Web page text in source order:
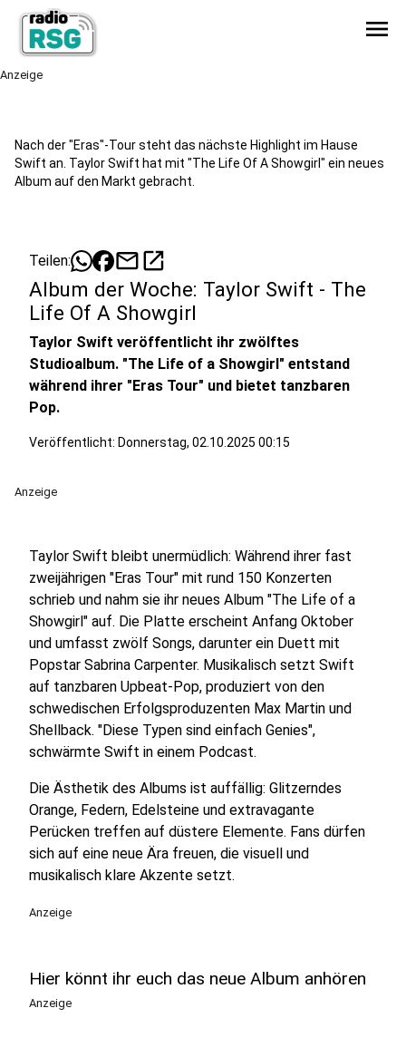
menu
Anzeige
Nach der "Eras"-Tour steht das nächste Highlight im Hause
Swift an. Taylor Swift hat mit "The Life Of A Showgirl" ein neues
Album auf den Markt gebracht.
Teilen: mailopen_in_new
Album der Woche: Taylor Swift - The
Life Of A Showgirl
Taylor Swift veröffentlicht ihr zwölftes
Studioalbum. "The Life of a Showgirl" entstand
während ihrer "Eras Tour" und bietet tanzbaren
Pop.
Veröffentlicht: Donnerstag, 02.10.2025 00:15
Anzeige
Taylor Swift bleibt unermüdlich: Während ihrer fast
zweijährigen "Eras Tour" mit rund 150 Konzerten
schrieb und nahm sie ihr neues Album "The Life of a
Showgirl" auf. Die Platte erscheint Anfang Oktober
und umfasst zwölf Songs, darunter ein Duett mit
Popstar Sabrina Carpenter. Musikalisch setzt Swift
auf tanzbaren Upbeat-Pop, produziert von den
schwedischen Erfolgsproduzenten Max Martin und
Shellback. "Diese Typen sind einfach Genies",
schwärmte Swift in einem Podcast.
Die Ästhetik des Albums ist auffällig: Glitzerndes
Orange, Federn, Edelsteine und extravagante
Perücken treffen auf düstere Elemente. Fans dürfen
sich auf eine neue Ära freuen, die visuell und
musikalisch klare Akzente setzt.
Anzeige
Hier könnt ihr euch das neue Album anhören
Anzeige